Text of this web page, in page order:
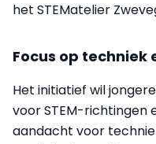
het STEMatelier
Focus op techniek
Het initiatief wil
voor STEM-richtingen
aandacht voor